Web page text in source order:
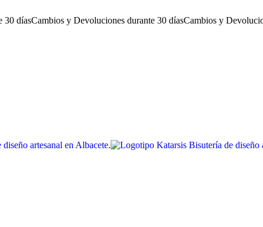
30 díasCambios y Devoluciones durante 30 díasCambios y